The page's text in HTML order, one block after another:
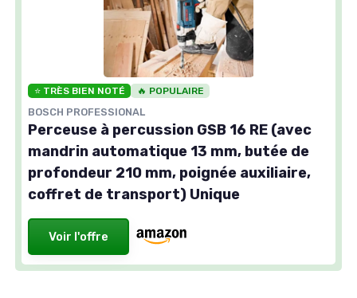
⭐ TRÈS BIEN NOTÉ 🔥 POPULAIRE
BOSCH PROFESSIONAL
Perceuse à percussion GSB 16 RE (avec
mandrin automatique 13 mm, butée de
profondeur 210 mm, poignée auxiliaire,
coffret de transport) Unique
Voir l'offre